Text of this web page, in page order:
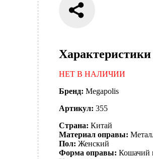
Характеристики
НЕТ В НАЛИЧИИ
Бренд: Megapolis
Артикул: 355
Страна: Китай
Материал оправы:
Пол: Женский
Форма оправы: Кошачий